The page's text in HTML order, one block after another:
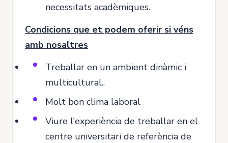
necessitats acadèmiques.
Condicions que et podem oferir si véns
amb nosaltres
Treballar en un ambient dinàmic i
multicultural..
Molt bon clima laboral
Viure l'experiència de treballar en el
centre universitari de referència de